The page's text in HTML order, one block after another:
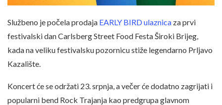
Službeno je počela prodaja EARLY BIRD ulaznica za prvi
festivalski dan Carlsberg Street Food Festa Široki Brijeg,
kada na veliku festivalsku pozornicu stiže legendarno Prljavo
Kazalište.
Koncert će se održati 23. srpnja, a večer će dodatno zagrijati i
popularni bend Rock Trajanja kao predgrupa glavnom